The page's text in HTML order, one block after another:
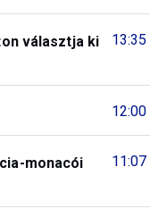
13:35
választja ki
12:00
11:07
monacói